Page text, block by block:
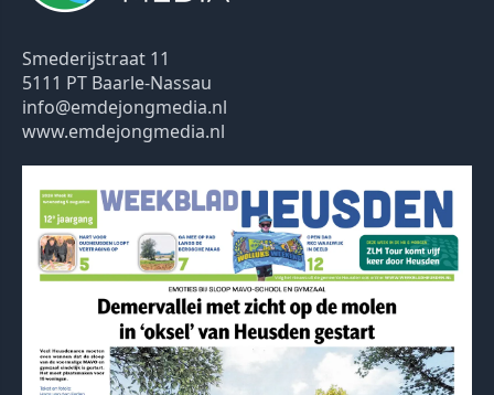
Smederijstraat 11
5111 PT Baarle-Nassau
info@emdejongmedia.nl
www.emdejongmedia.nl